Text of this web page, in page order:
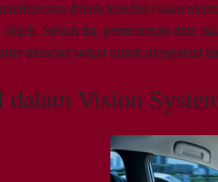
dalam kondisi cuaca
objek. Selain itu, pemrosesan data
mencari solusi untuk mengatasi
dalam Vision